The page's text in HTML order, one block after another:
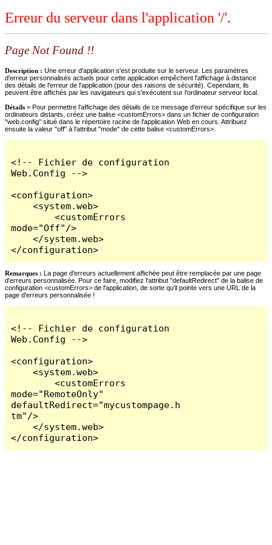
Erreur du serveur dans l'application '/'.
Page Not Found !!
Description : Une erreur d'application s'est produite sur le serveur. Les paramètres
d'erreur personnalisés actuels pour cette application empêchent l'affichage à distance
des détails de l'erreur de l'application (pour des raisons de sécurité). Cependant, ils
peuvent être affichés par les navigateurs qui s'exécutent sur l'ordinateur serveur local.
Détails = Pour permettre l'affichage des détails de ce message d'erreur spécifique sur les
ordinateurs distants, créez une balise <customErrors> dans un fichier de configuration
"web.config" situé dans le répertoire racine de l'application Web en cours. Attribuez
ensuite la valeur "off" à l'attribut "mode" de cette balise <customErrors>.
<!-- Fichier de configuration
Web.Config -->
<configuration>
    <system.web>
        <customErrors
mode="Off"/>
    </system.web>
</configuration>
Remarques : La page d'erreurs actuellement affichée peut être remplacée par une page
d'erreurs personnalisée. Pour ce faire, modifiez l'attribut "defaultRedirect" de la balise de
configuration <customErrors> de l'application, de sorte qu'il pointe vers une URL de la
page d'erreurs personnalisée !
<!-- Fichier de configuration
Web.Config -->
<configuration>
    <system.web>
        <customErrors
mode="RemoteOnly"
defaultRedirect="mycustompage.h
tm"/>
    </system.web>
</configuration>